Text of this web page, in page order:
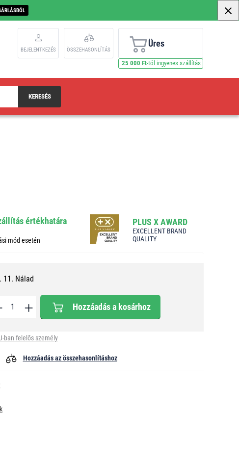
BEJELENTKEZÉS ÖSSZEHASONLÍTÁS
Üres
25 000 Ft-tól ingyenes szállítás
KERESÉS
értékhatára
mód esetén
PLUS X AWARD
EXCELLENT BRAND
QUALITY
11. Nálad
Hozzáadás a kosárhoz
ban felelős személy
Hozzáadás az összehasonlításhoz